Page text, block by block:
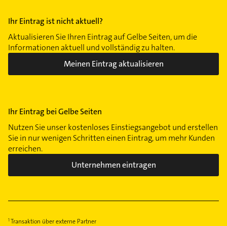
Ihr Eintrag ist nicht aktuell?
Aktualisieren Sie Ihren Eintrag auf Gelbe Seiten, um die
Informationen aktuell und vollständig zu halten.
Meinen Eintrag aktualisieren
Ihr Eintrag bei Gelbe Seiten
Nutzen Sie unser kostenloses Einstiegsangebot und erstellen
Sie in nur wenigen Schritten einen Eintrag, um mehr Kunden
erreichen.
Unternehmen eintragen
Transaktion über externe Partner